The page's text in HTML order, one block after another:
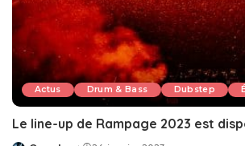
Actus Drum & Bass Dubstep
Le line-up de Rampage 2023 est